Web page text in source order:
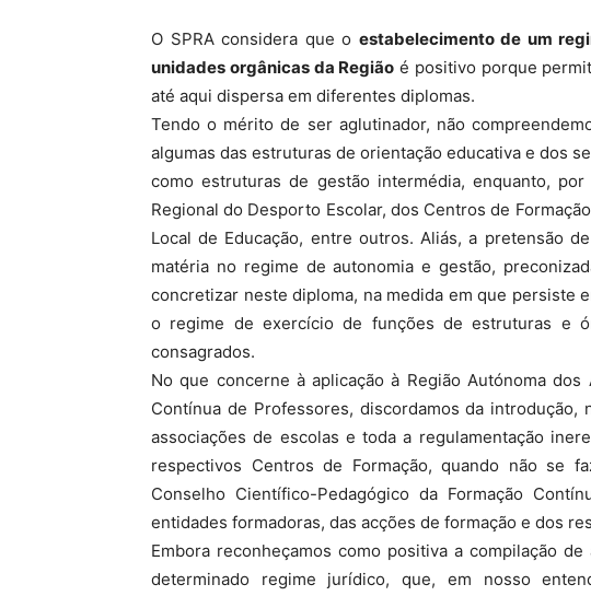
O SPRA considera que o estabelecimento de um
unidades orgânicas da Região é positivo porque
até aqui dispersa em diferentes diplomas.
Tendo o mérito de ser aglutinador, não
algumas das estruturas de orientação educativa e dos
como estruturas de gestão intermédia, enquanto,
Regional do Desporto Escolar, dos Centros de
Local de Educação, entre outros. Aliás, a pretensão
matéria no regime de autonomia e gestão,
concretizar neste diploma, na medida em que persiste
o regime de exercício de funções de estruturas e
consagrados.
No que concerne à aplicação à Região Autónoma
Contínua de Professores, discordamos da
associações de escolas e toda a regulamentação
respectivos Centros de Formação, quando não se
Conselho Científico-Pedagógico da Formação
entidades formadoras, das acções de formação e dos
Embora reconheçamos como positiva a compilação
determinado regime jurídico, que, em nosso